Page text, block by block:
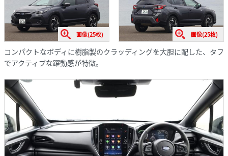
画像(25枚) 画像(25枚)
コンパクトなボディに樹脂製のクラッディングを大胆に配した、タフ
でアクティブな躍動感が特徴。